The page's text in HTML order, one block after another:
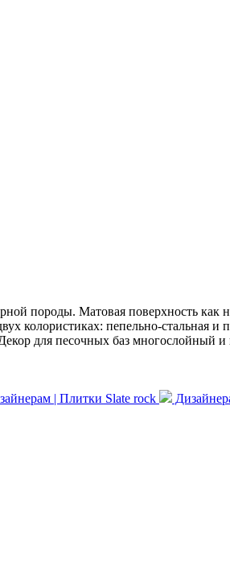
породы. Матовая поверхность как
колористиках: пепельно-стальная и
для песочных баз многослойный
| Плитки Slate rock